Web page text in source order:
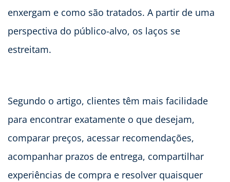
enxergam e como são tratados. A partir de uma
perspectiva do público-alvo, os laços se
estreitam.
Segundo o artigo, clientes têm mais facilidade
para encontrar exatamente o que desejam,
comparar preços, acessar recomendações,
acompanhar prazos de entrega, compartilhar
experiências de compra e resolver quaisquer